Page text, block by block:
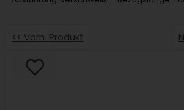
<< Vorh. Produkt